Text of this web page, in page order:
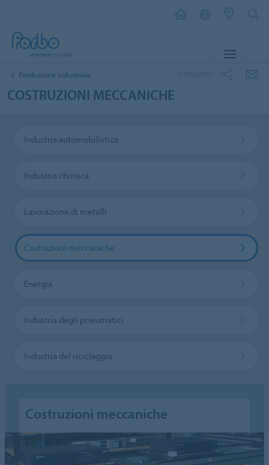
Produzione industriale
COSTRUZIONI MECCANICHE
Industria automobilistica
Industria chimica
Lavorazione di metalli
Costruzioni meccaniche
Energia
Industria degli pneumatici
Industria del riciclaggio
Costruzioni meccaniche